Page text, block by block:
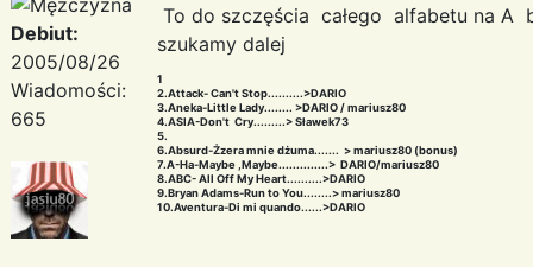
Debiut:
2005/08/26
Wiadomości:
665
To do szczęścia całego alfabetu na
szukamy dalej
1
2.Attack- Can't Stop..........>DARIO
3.Aneka-Little Lady........ >DARIO / mariusz80
4.ASIA-Don't Cry.........> Sławek73
5.
6.Absurd-Żzera mnie dżuma....... > mariusz80 (bonus)
7.A-Ha-Maybe ,Maybe..............> DARIO/mariusz80
8.ABC- All Off My Heart..........>DARIO
9.Bryan Adams-Run to You........> mariusz80
10.Aventura-Di mi quando......>DARIO